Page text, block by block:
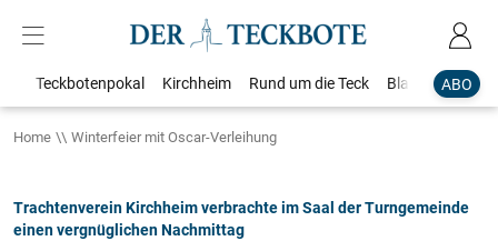
ABO
Teckbotenpokal Kirchheim Rund um die Teck Blaulicht
Home Winterfeier mit Oscar-Verleihung
Trachtenverein Kirchheim verbrachte im Saal der Turngemeinde
einen vergnüglichen Nachmittag